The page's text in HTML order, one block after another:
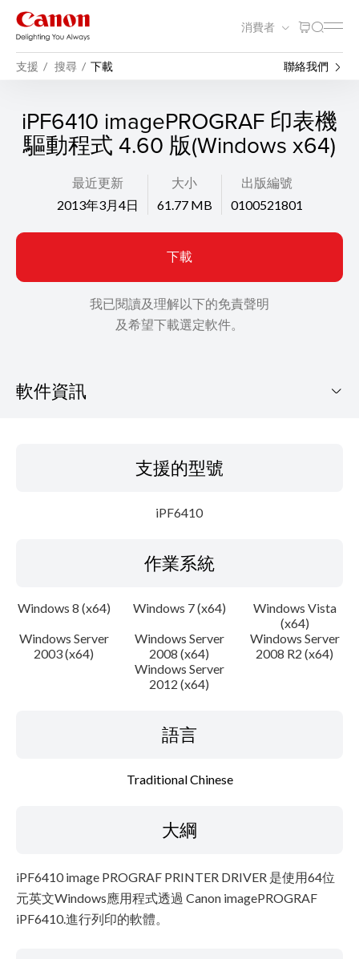
消費者
支援 搜尋 下載 聯絡我們
iPF6410 imagePROGRAF 印表機
驅動程式 4.60 版(Windows x64)
最近更新
2013年3月4日
大小
61.77 MB
出版編號
0100521801
下載
我已閱讀及理解以下的免責聲明
及希望下載選定軟件。
軟件資訊
系統要求
警告
支援的型號
iPF6410
作業系統
Windows 8 (x64) Windows 7 (x64)
Windows Vista
(x64)
Windows Server
2003 (x64)
Windows Server
2008 (x64)
Windows Server
2008 R2 (x64)
Windows Server
2012 (x64)
語言
Traditional Chinese
大綱
iPF6410 image PROGRAF PRINTER DRIVER 是使用64位
元英文Windows應用程式透過 Canon imagePROGRAF
iPF6410.進行列印的軟體。